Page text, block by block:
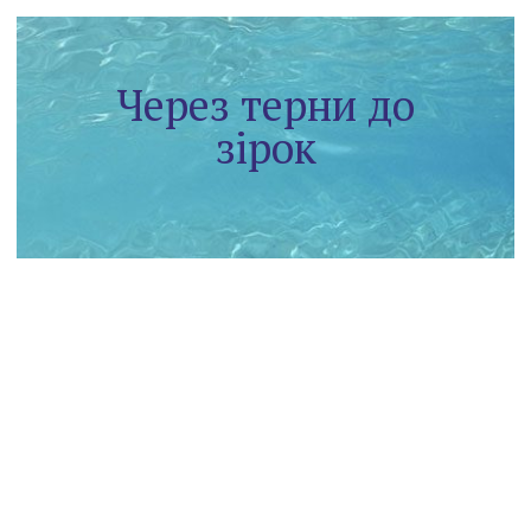
Через терни до
зірок